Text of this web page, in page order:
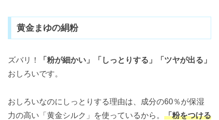
黄金まゆの絹粉
ズバリ！
「粉が細かい」「しっとりする」「ツヤが出る」
おしろいです。
おしろいなのにしっとりする理由は、成分の60％が保湿
力の高い「黄金シルク」を使っているから。 「粉をつける